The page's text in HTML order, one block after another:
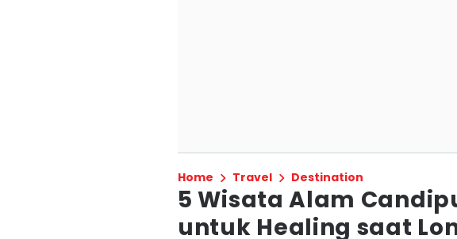
Home Travel Destination
5 Wisata Alam
untuk Healing saat